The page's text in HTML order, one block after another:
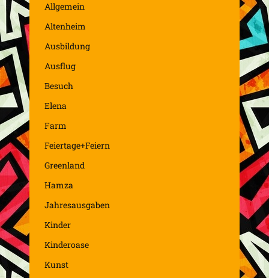
Allgemein
Altenheim
Ausbildung
Ausflug
Besuch
Elena
Farm
Feiertage+Feiern
Greenland
Hamza
Jahresausgaben
Kinder
Kinderoase
Kunst